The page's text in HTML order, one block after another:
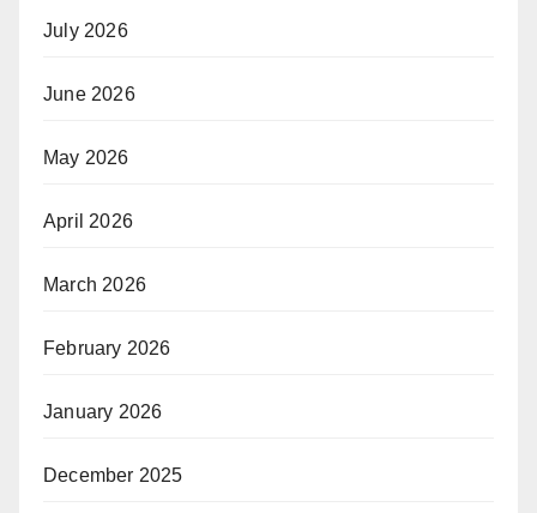
July 2026
June 2026
May 2026
April 2026
March 2026
February 2026
January 2026
December 2025